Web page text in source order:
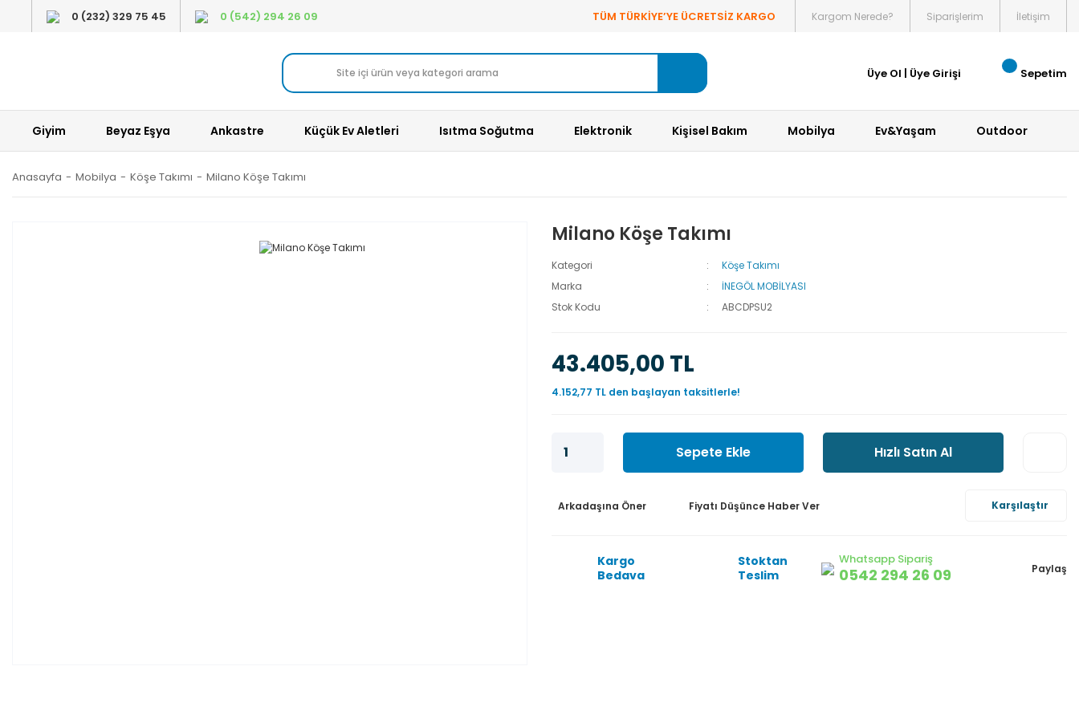
0 (232) 329 75 45 0 (542) 294 26 09 TÜM TÜRKİYE’YE ÜCRETSİZ KARGO Kargom Nerede? Siparişlerim İletişim
Üye Ol | Üye Girişi Sepetim
Giyim Beyaz Eşya Ankastre Küçük Ev Aletleri Isıtma Soğutma Elektronik Kişisel Bakım Mobilya Ev&Yaşam Outdoor
Anasayfa Mobilya Köşe Takımı Milano Köşe Takımı
Milano Köşe Takımı
Kategori
Köşe Takımı
Marka
İNEGÖL MOBİLYASI
Stok Kodu
ABCDPSU2
43.405,00 TL
4.152,77 TL den başlayan taksitlerle!
Sepete Ekle Hızlı Satın Al
Arkadaşına Öner Fiyatı Düşünce Haber Ver Karşılaştır
Kargo
Bedava
Stoktan
Teslim
Whatsapp Sipariş
0542 294 26 09 Paylaş